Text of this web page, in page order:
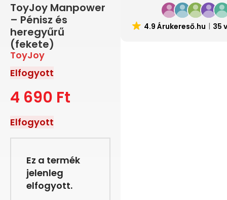
ToyJoy Manpower
– Pénisz és
heregyűrű
(fekete)
ToyJoy
Elfogyott
4 690 Ft
Elfogyott
Ez a termék
jelenleg
elfogyott.
4.9 Árukereső.hu 35